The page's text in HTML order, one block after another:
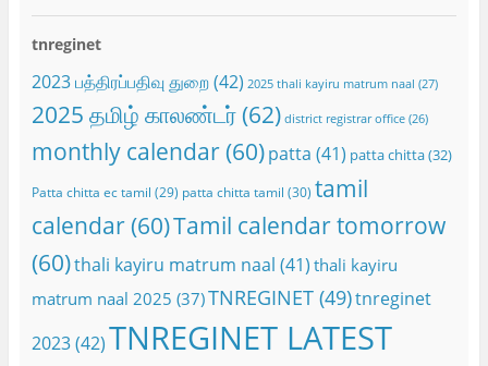
tnreginet
2023 பத்திரப்பதிவு துறை(42) 2025 thali kayiru matrum naal (27)
2025 தமிழ் காலண்டர்(62) district registrar office(26)
monthly calendar(60) patta (41) patta chitta(32)
Patta chitta ec tamil (29) patta chitta tamil (30) tamil
calendar(60)Tamil calendar tomorrow
(60)thali kayiru matrum naal (41) thali kayiru
matrum naal 2025 (37)TNREGINET(49)tnreginet
2023(42)TNREGINET LATEST